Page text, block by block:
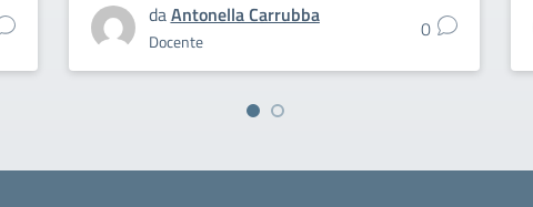
daAntonella Carrubba
Docente 0